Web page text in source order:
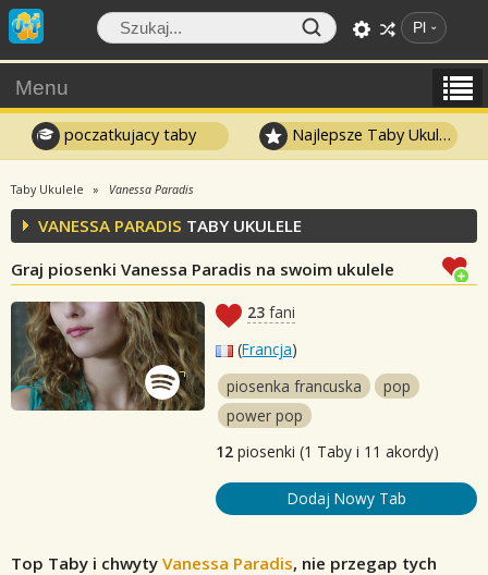
Pl
Menu
poczatkujacy taby Najlepsze Taby Ukulele
Taby Ukulele Vanessa Paradis
VANESSA PARADIS TABY UKULELE
Graj piosenki Vanessa Paradis na swoim ukulele
23 fani
(Francja)
piosenka francuska
pop
power pop
12 piosenki (1 Taby i 11 akordy)
Dodaj Nowy Tab
Top Taby i chwyty Vanessa Paradis, nie przegap tych